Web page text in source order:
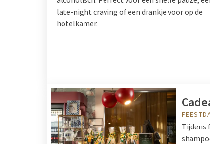
late-night craving of een drankje voor op de
hotelkamer.
Tijdens